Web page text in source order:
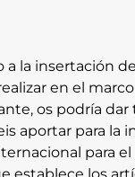
a la insertación
en el
os podría
aportar para la
para el
los